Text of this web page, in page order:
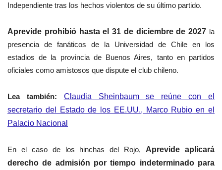
Independiente tras los hechos violentos de su último partido.
Aprevide prohibió hasta el 31 de diciembre de 2027 la
presencia de fanáticos de la Universidad de Chile en los
estadios de la provincia de Buenos Aires, tanto en partidos
oficiales como amistosos que dispute el club chileno.
Lea también:
Claudia Sheinbaum se reúne con el
secretario del Estado de los EE.UU., Marco Rubio en el
Palacio Nacional
En el caso de los hinchas del Rojo, Aprevide aplicará
derecho de admisión por tiempo indeterminado para